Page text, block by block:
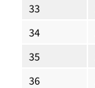
33
34
35
36